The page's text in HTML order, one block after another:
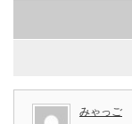
みゃっご